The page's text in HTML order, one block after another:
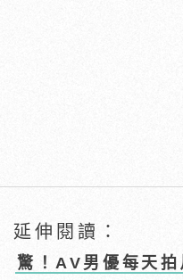
延伸閱讀：
驚！AV男優每天